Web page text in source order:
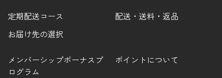
定期配送コース
配送・送料・返品
お届け先の選択
メンバーシップボーナスプ
ログラム
ポイントについて